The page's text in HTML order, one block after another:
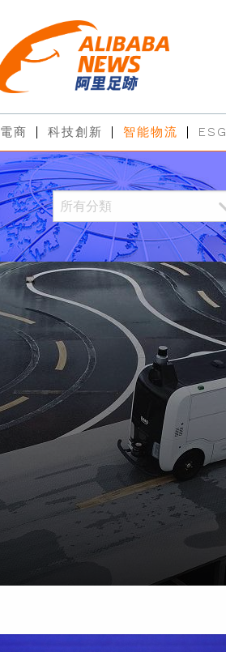
電商 科技創新 智能物流 ESG